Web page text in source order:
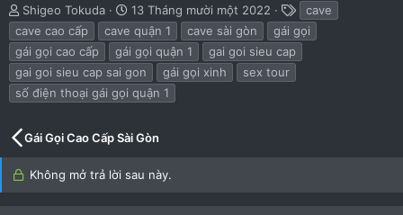
B
ắ
t
đ
ầ
u
Shigeo Tokuda
N
g
à
y
b
ắ
t
ầ
13 Tháng mười một 2022
h
ẻ
cave
cave cao cấp
cave quận 1 cave sài gòn
gái gọi
gái gọi cao cấp
gái gọi quận 1
gai goi sieu cap
gai goi sieu cap sai gon
gái gọi xinh
sex tour
số điện thoại gái gọi quận 1
Gái Gọi Cao Cấp Sài Gòn
Không mở trả lời sau này.